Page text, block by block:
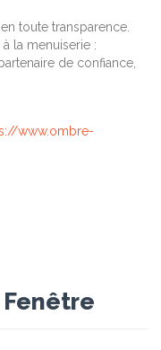
toute transparence.
la menuiserie :
de confiance,
www.ombre-